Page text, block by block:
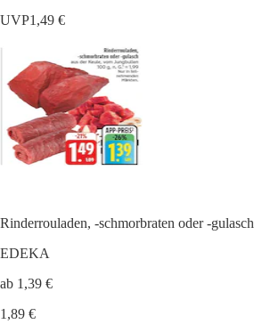
UVP1,49 €
Rinderrouladen, -schmorbraten oder -gulasch
EDEKA
ab 1,39 €
1,89 €